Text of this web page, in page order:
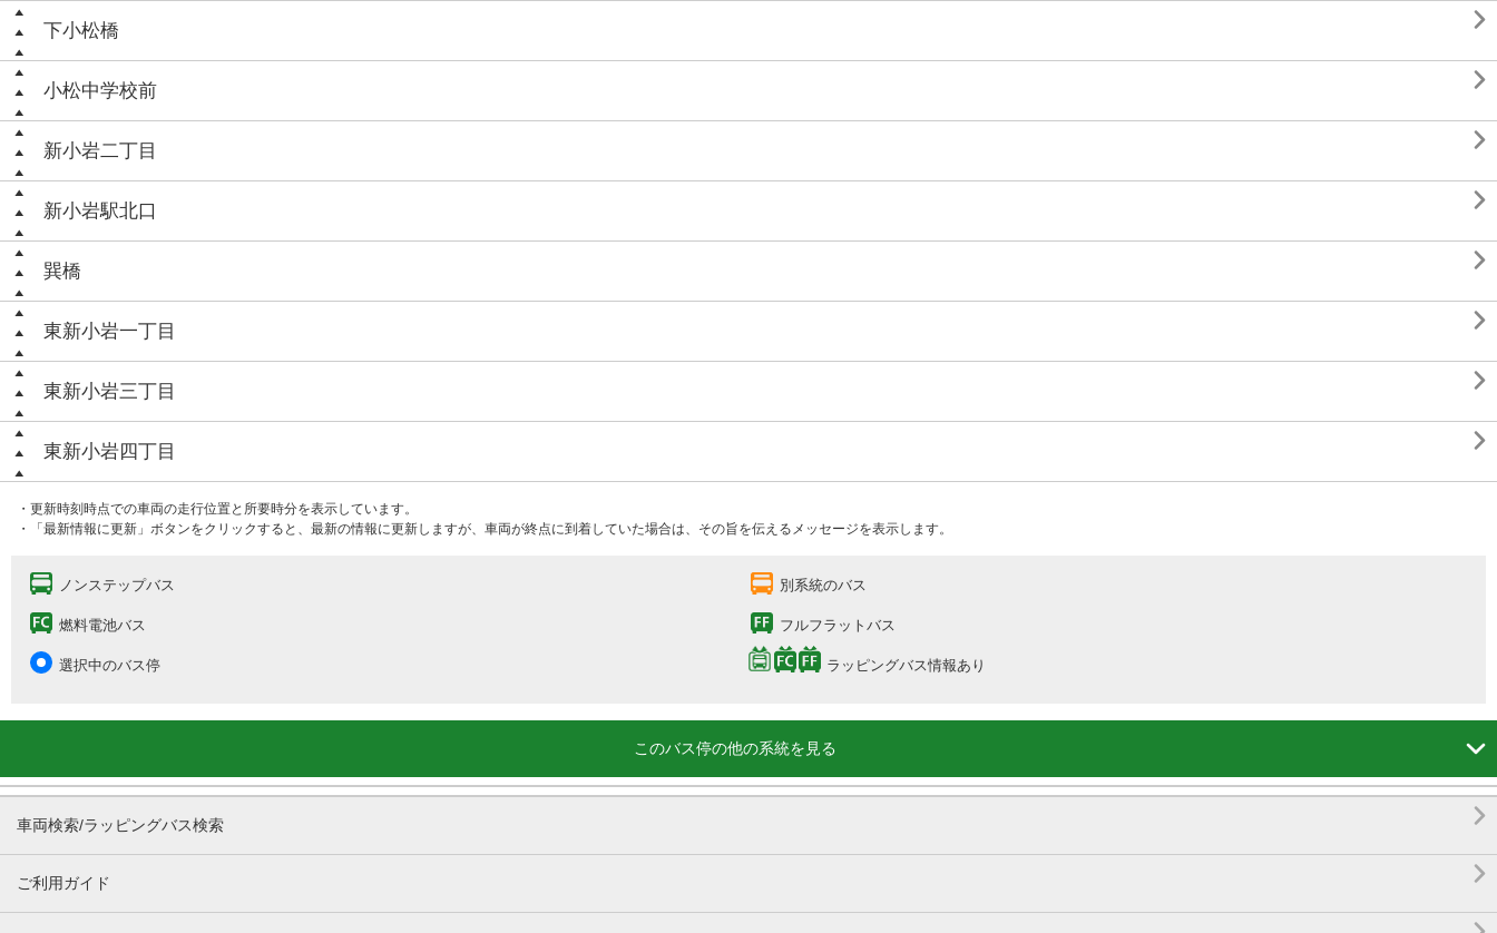
下小松橋 
小松中学校前 
新小岩二丁目 
新小岩駅北口 
巽橋 
東新小岩一丁目 
東新小岩三丁目 
東新小岩四丁目 
・更新時刻時点での車両の走行位置と所要時分を表示しています。
・「最新情報に更新」ボタンをクリックすると、最新の情報に更新しますが、車両が終点に到着していた場合は、その旨を伝えるメッセージを表示します。
ノンステップバス 別系統のバス
燃料電池バス フルフラットバス
選択中のバス停 ラッピングバス情報あり
このバス停の他の系統を見る 
車両検索/ラッピングバス検索 
ご利用ガイド 